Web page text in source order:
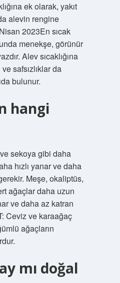
ek olarak, yakıt
alevin rengine
2023En sıcak
menekşe, görünür
Alev sıcaklığına
safsızlıklar da
bulunur.
hangi
sekoya gibi daha
hızlı yanar ve daha
Meşe, okaliptüs,
ağaçlar daha uzun
ve daha az katran
Ceviz ve karaağaç
ağaçların
mı doğal